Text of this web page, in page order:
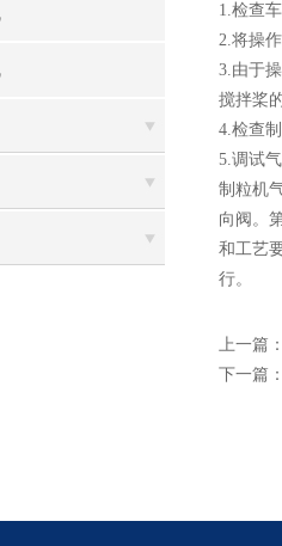
1.检查
2.将操
3.由于
搅拌桨
4.检查
5.调试
制粒机
向阀。
和工艺
行。
上一篇
下一篇